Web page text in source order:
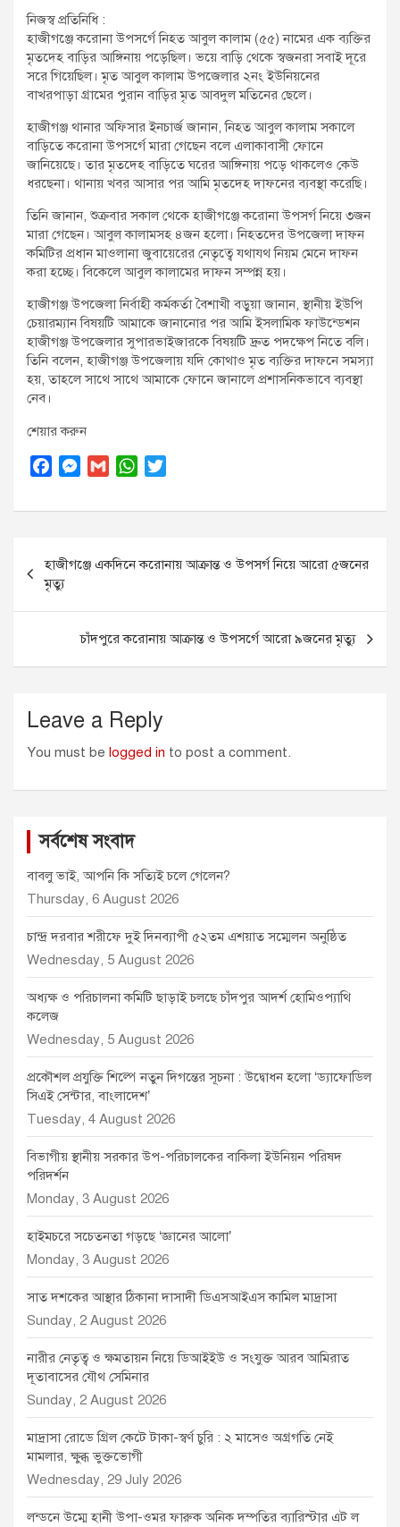
t
:
নিজস্ব প্রতিনিধি :
হাজীগঞ্জে করোনা উপসর্গে নিহত আবুল কালাম (৫৫) নামের এক ব্যক্তির
মৃতদেহ বাড়ির আঙ্গিনায় পড়েছিল। ভয়ে বাড়ি থেকে স্বজনরা সবাই দূরে
সরে গিয়েছিল। মৃত আবুল কালাম উপজেলার ২নং ইউনিয়নের
বাখরপাড়া গ্রামের পুরান বাড়ির মৃত আবদুল মতিনের ছেলে।
হাজীগঞ্জ থানার অফিসার ইনচার্জ জানান, নিহত আবুল কালাম সকালে
বাড়িতে করোনা উপসর্গে মারা গেছেন বলে এলাকাবাসী ফোনে
জানিয়েছে। তার মৃতদেহ বাড়িতে ঘরের আঙ্গিনায় পড়ে থাকলেও কেউ
ধরছেনা। থানায় খবর আসার পর আমি মৃতদেহ দাফনের ব্যবস্থা করেছি।
তিনি জানান, শুক্রবার সকাল থেকে হাজীগঞ্জে করোনা উপসর্গ নিয়ে ৩জন
মারা গেছেন। আবুল কালামসহ ৪জন হলো। নিহতদের উপজেলা দাফন
কমিটির প্রধান মাওলানা জুবায়েরের নেতৃত্বে যথাযথ নিয়ম মেনে দাফন
করা হচ্ছে। বিকেলে আবুল কালামের দাফন সম্পন্ন হয়।
হাজীগঞ্জ উপজেলা নির্বাহী কর্মকর্তা বৈশাখী বড়ুয়া জানান, স্থানীয় ইউপি
চেয়ারম্যান বিষয়টি আমাকে জানানোর পর আমি ইসলামিক ফাউন্ডেশন
হাজীগঞ্জ উপজেলার সুপারভাইজারকে বিষয়টি দ্রুত পদক্ষেপ নিতে বলি।
তিনি বলেন, হাজীগঞ্জ উপজেলায় যদি কোথাও মৃত ব্যক্তির দাফনে সমস্যা
হয়, তাহলে সাথে সাথে আমাকে ফোনে জানালে প্রশাসনিকভাবে ব্যবস্থা
নেব।
শেয়ার করুন
c
o
o
k
M
s
n
e
r
G
a
W
a
A
p
i
e
navigation
হাজীগঞ্জে একদিনে করোনায় আক্রান্ত ও উপসর্গ নিয়ে আরো ৫জনের
মৃত্যু
চাঁদপুরে করোনায় আক্রান্ত ও উপসর্গে আরো ৯জনের মৃত্যু
Leave a Reply
You must be logged in to post a comment.
সর্বশেষ সংবাদ
বাবলু ভাই, আপনি কি সত্যিই চলে গেলেন?
Thursday, 6 August 2026
চান্দ্র দরবার শরীফে দুই দিনব্যাপী ৫২তম এশয়াত সম্মেলন অনুষ্ঠিত
Wednesday, 5 August 2026
অধ্যক্ষ ও পরিচালনা কমিটি ছাড়াই চলছে চাঁদপুর আদর্শ হোমিওপ্যাথি
কলেজ
Wednesday, 5 August 2026
প্রকৌশল প্রযুক্তি শিল্পে নতুন দিগন্তের সূচনা : উদ্বোধন হলো ‘ড্যাফোডিল
সিএই সেন্টার, বাংলাদেশ’
Tuesday, 4 August 2026
বিভাগীয় স্থানীয় সরকার উপ-পরিচালকের বাকিলা ইউনিয়ন পরিষদ
পরিদর্শন
Monday, 3 August 2026
হাইমচরে সচেতনতা গড়ছে ‘জ্ঞানের আলো’
Monday, 3 August 2026
সাত দশকের আস্থার ঠিকানা দাসাদী ডিএসআইএস কামিল মাদ্রাসা
Sunday, 2 August 2026
নারীর নেতৃত্ব ও ক্ষমতায়ন নিয়ে ডিআইইউ ও সংযুক্ত আরব আমিরাত
দূতাবাসের যৌথ সেমিনার
Sunday, 2 August 2026
মাদ্রাসা রোডে গ্রিল কেটে টাকা-স্বর্ণ চুরি : ২ মাসেও অগ্রগতি নেই
মামলার, ক্ষুব্ধ ভুক্তভোগী
Wednesday, 29 July 2026
লন্ডনে উম্মে হানী উপা-ওমর ফারুক অনিক দম্পতির ব্যারিস্টার এট ল